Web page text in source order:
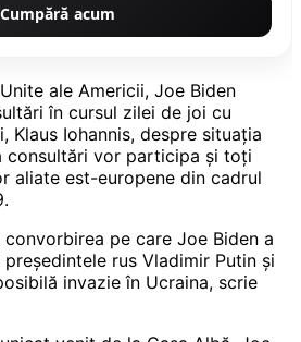
Cumpără acum
ale Americii, Joe Biden
în cursul zilei de joi cu
Klaus Iohannis, despre situația
consultări vor participa și toți
aliate est-europene din cadrul
pe care Joe Biden a
rus Vladimir Putin și
invazie în Ucraina, scrie